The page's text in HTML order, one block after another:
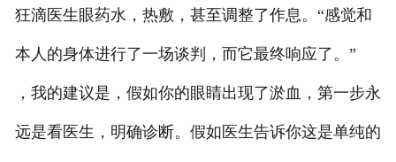
狂滴医生眼药水，热敷，甚至调整了作息。“感觉和
本人的身体进行了一场谈判，而它最终响应了。”
，我的建议是，假如你的眼睛出现了淤血，第一步永
远是看医生，明确诊断。假如医生告诉你这是单纯的